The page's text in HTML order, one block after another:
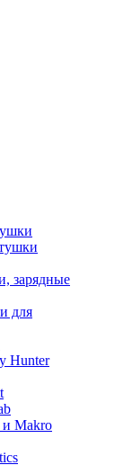
зарядные
для
Hunter
и Makro